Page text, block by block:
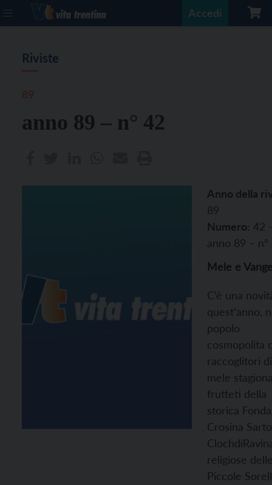
Accedi
Riviste
anno 89 – n° 42
Anno della
89
Numero: 42 -
anno 89 – n°
Mele e
C’è una
quest’anno,
popolo
cosmopolita
raccoglitori di
mele
frutteti della
storica
Crosina
religiose
Piccole